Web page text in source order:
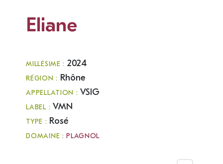
Eliane
MILLÉSIME : 2024
RÉGION : Rhône
APPELLATION : VSIG
LABEL : VMN
TYPE : Rosé
DOMAINE :PLAGNOL